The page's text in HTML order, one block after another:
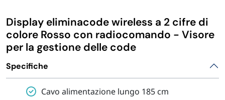
CASA E PERSONA
Display eliminacode wireless a 2 cifre di
colore Rosso con radiocomando - Visore
per la gestione delle code
Specifiche
Cavo alimentazione lungo 185 cm